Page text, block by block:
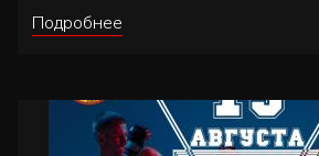
Подробнее